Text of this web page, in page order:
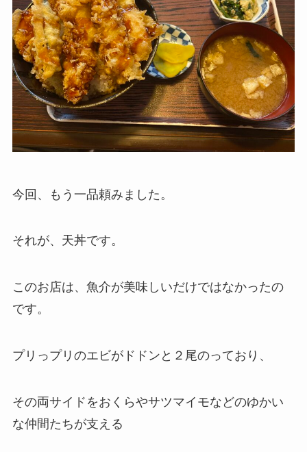
今回、もう一品頼みました。
それが、天丼です。
このお店は、魚介が美味しいだけではなかったの
です。
プリっプリのエビがドドンと２尾のっており、
その両サイドをおくらやサツマイモなどのゆかい
な仲間たちが支える